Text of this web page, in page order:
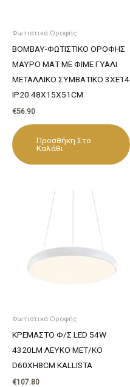
Φωτιστικά Οροφής
BOMBAY-ΦΩΤΙΣΤΙΚΟ ΟΡΟΦΗΣ
ΜΑΥΡΟ ΜΑΤ ΜΕ ΦΙΜΕ ΓΥΑΛΙ
ΜΕΤΑΛΛΙΚΟ ΣΥΜΒΑΤΙΚΟ 3ΧΕ14
IP20 48X15X51CM
€56.90
Προσθήκη Στο
Καλάθι
Φωτιστικά Οροφής
ΚΡΕΜΑΣΤΟ Φ/Σ LED 54W
4320LM ΛΕΥΚΟ ΜΕΤ/ΚΟ
D60XH8CM KALLISTA
€107.80